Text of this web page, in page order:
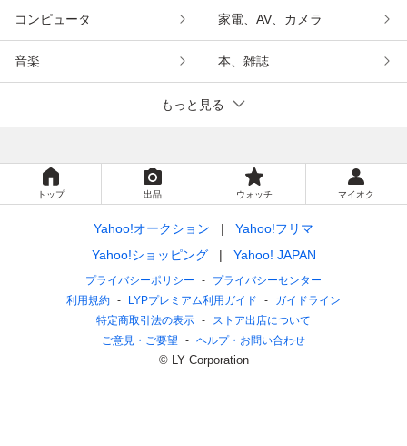
コンピュータ 家電、AV、カメラ
音楽 本、雑誌
もっと見る
トップ 出品 ウォッチ マイオク
Yahoo!オークション
Yahoo!フリマ
Yahoo!ショッピング
Yahoo! JAPAN
プライバシーポリシー
プライバシーセンター
利用規約
LYPプレミアム利用ガイド
ガイドライン
特定商取引法の表示
ストア出店について
ご意見・ご要望
ヘルプ・お問い合わせ
© LY Corporation